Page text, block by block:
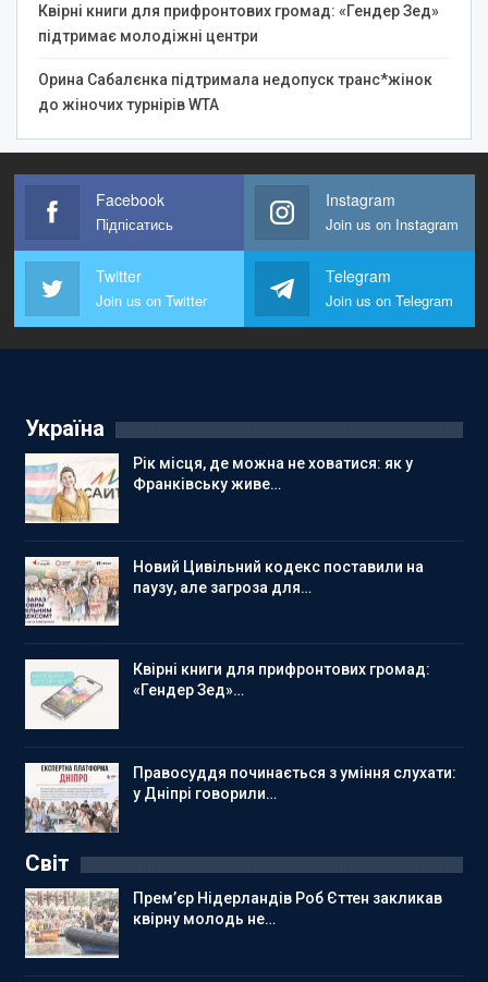
Квірні книги для прифронтових громад: «Гендер Зед»
підтримає молодіжні центри
Орина Сабалєнка підтримала недопуск транс*жінок
до жіночих турнірів WTA
Facebook
Підпісатись
Instagram
Join us on Instagram
Twitter
Join us on Twitter
Telegram
Join us on Telegram
Україна
Рік місця, де можна не ховатися: як у
Франківську живе…
Новий Цивільний кодекс поставили на
паузу, але загроза для…
Квірні книги для прифронтових громад:
«Гендер Зед»…
Правосуддя починається з уміння слухати:
у Дніпрі говорили…
Світ
Прем’єр Нідерландів Роб Єттен закликав
квірну молодь не…